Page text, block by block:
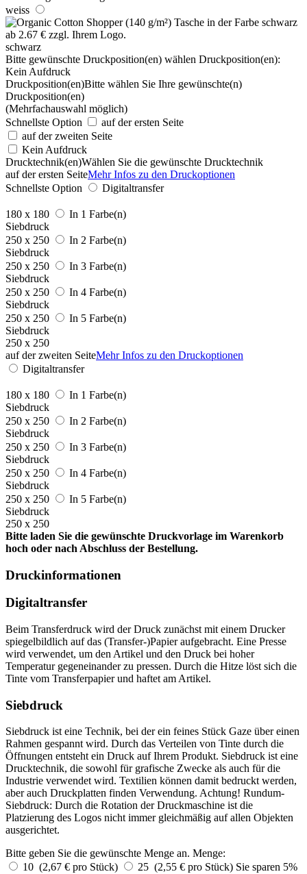
weiss
schwarz
Bitte gewünschte Druckposition(en) wählen Druckposition(en):
Kein Aufdruck
Druckposition(en)Bitte wählen Sie Ihre gewünschte(n)
Druckposition(en)
(Mehrfachauswahl möglich)
Schnellste Option
auf der ersten Seite
auf der zweiten Seite
Kein Aufdruck
Drucktechnik(en)Wählen Sie die gewünschte Drucktechnik
auf der ersten SeiteMehr Infos zu den Druckoptionen
Schnellste Option
Digitaltransfer
180 x 180
In 1 Farbe(n)
Siebdruck
250 x 250
In 2 Farbe(n)
Siebdruck
250 x 250
In 3 Farbe(n)
Siebdruck
250 x 250
In 4 Farbe(n)
Siebdruck
250 x 250
In 5 Farbe(n)
Siebdruck
250 x 250
auf der zweiten SeiteMehr Infos zu den Druckoptionen
Digitaltransfer
180 x 180
In 1 Farbe(n)
Siebdruck
250 x 250
In 2 Farbe(n)
Siebdruck
250 x 250
In 3 Farbe(n)
Siebdruck
250 x 250
In 4 Farbe(n)
Siebdruck
250 x 250
In 5 Farbe(n)
Siebdruck
250 x 250
Bitte laden Sie die gewünschte Druckvorlage im Warenkorb
hoch oder nach Abschluss der Bestellung.
Druckinformationen
Digitaltransfer
Beim Transferdruck wird der Druck zunächst mit einem Drucker
spiegelbildlich auf das (Transfer-)Papier aufgebracht. Eine Presse
wird verwendet, um den Artikel und den Druck bei hoher
Temperatur gegeneinander zu pressen. Durch die Hitze löst sich die
Tinte vom Transferpapier und haftet am Artikel.
Siebdruck
Siebdruck ist eine Technik, bei der ein feines Stück Gaze über einen
Rahmen gespannt wird. Durch das Verteilen von Tinte durch die
Öffnungen entsteht ein Druck auf Ihrem Produkt. Siebdruck ist eine
Drucktechnik, die sowohl für grafische Zwecke als auch für die
Industrie verwendet wird. Textilien können damit bedruckt werden,
aber auch Druckplatten finden Verwendung. Achtung! Rundum-
Siebdruck: Durch die Rotation der Druckmaschine ist die
Platzierung des Logos nicht immer gleichmäßig auf allen Objekten
ausgerichtet.
Bitte geben Sie die gewünschte Menge an. Menge:
10 (2,67 € pro Stück)
25 (2,55 € pro Stück) Sie sparen 5%